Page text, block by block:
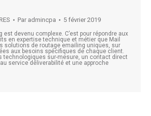
Par admincpa 5 février 2019
est devenu complexe. C’est pour répondre aux
en expertise technique et métier que Mail
solutions de routage emailing uniques, sur
aux besoins spécifiques de chaque client.
technologiques sur-mesure, un contact direct
service déliverabilité et une approche